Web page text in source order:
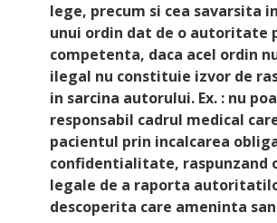
lege, precum si cea savarsita
unui ordin dat de o autoritate
competenta, daca acel ordin
ilegal nu constituie izvor de
in sarcina autorului. Ex. : nu
responsabil cadrul medical
pacientul prin incalcarea
confidentialitate, raspunzand
legale de a raporta
descoperita care ameninta